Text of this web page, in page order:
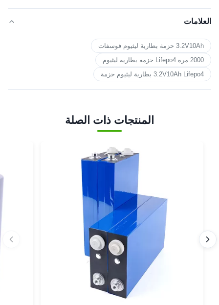
العلامات
3.2V10Ah حزمة بطارية ليثيوم فوسفات
2000 مرة Lifepo4 حزمة بطارية ليثيوم
3.2V10Ah Lifepo4 بطارية ليثيوم حزمة
المنتجات ذات الصلة